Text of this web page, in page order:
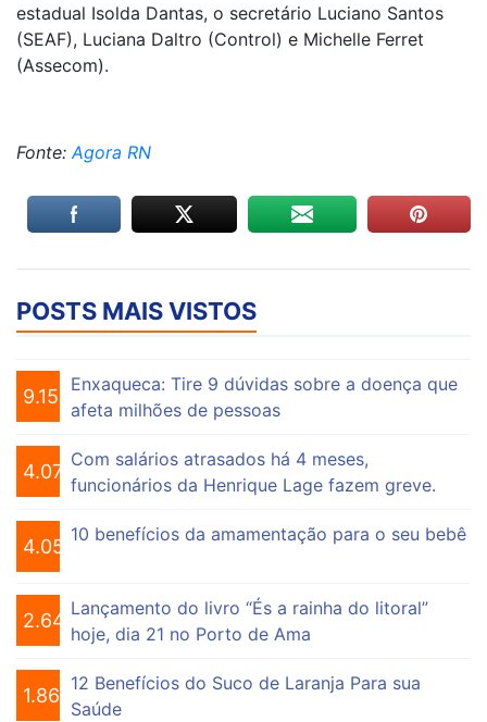
estadual Isolda Dantas, o secretário Luciano Santos
(SEAF), Luciana Daltro (Control) e Michelle Ferret
(Assecom).
Fonte: Agora RN
POSTS MAIS VISTOS
9.153
Enxaqueca: Tire 9 dúvidas sobre a doença que
afeta milhões de pessoas
4.073
Com salários atrasados há 4 meses,
funcionários da Henrique Lage fazem greve.
4.055
10 benefícios da amamentação para o seu bebê
2.646
Lançamento do livro “És a rainha do litoral”
hoje, dia 21 no Porto de Ama
1.863
12 Benefícios do Suco de Laranja Para sua
Saúde